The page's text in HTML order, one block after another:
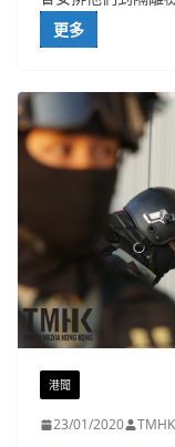
更多
港聞
23/01/2020